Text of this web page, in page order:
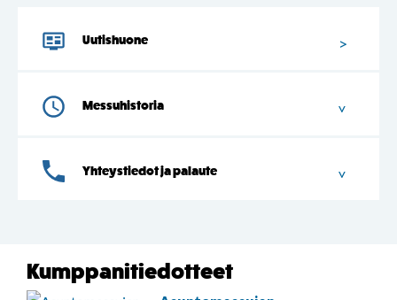
Uutishuone
Messuhistoria
Yhteystiedot ja palaute
Kumppanitiedotteet